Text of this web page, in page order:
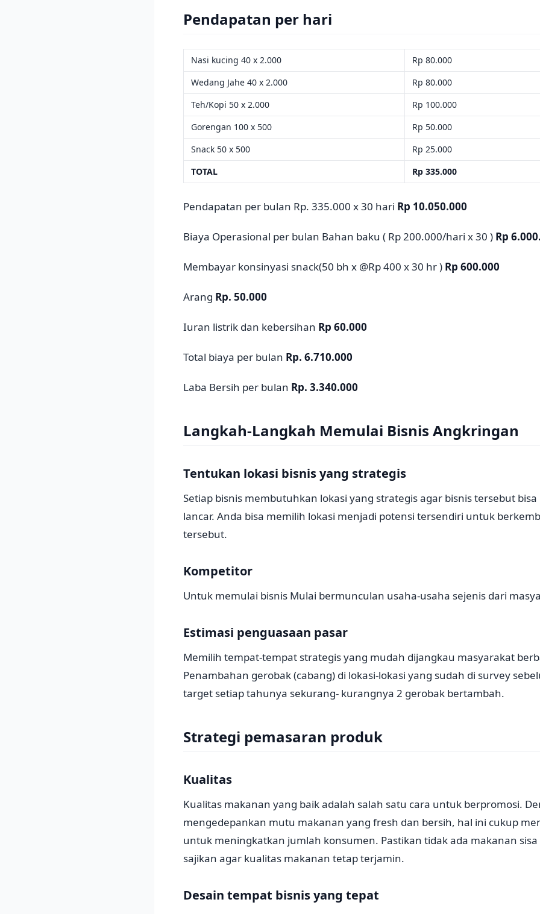
Pendapatan per hari
Nasi kucing 40 x 2.000
Rp 80.000
Wedang Jahe 40 x 2.000
Rp 80.000
Teh/Kopi 50 x 2.000
Rp 100.000
Gorengan 100 x 500
Rp 50.000
Snack 50 x 500
Rp 25.000
TOTAL
Rp 335.000
Pendapatan per bulan Rp. 335.000 x 30 hari Rp 10.050.000
Biaya Operasional per bulan Bahan baku ( Rp 200.000/hari x 30 ) Rp
Membayar konsinyasi snack(50 bh x @Rp 400 x 30 hr ) Rp 600.000
Arang Rp. 50.000
Iuran listrik dan kebersihan Rp 60.000
Total biaya per bulan Rp. 6.710.000
Laba Bersih per bulan Rp. 3.340.000
Langkah-Langkah Memulai Bisnis Angkringan
Tentukan lokasi bisnis yang strategis
Setiap bisnis membutuhkan lokasi yang strategis agar bisnis tersebut
lancar. Anda bisa memilih lokasi menjadi potensi tersendiri untuk
tersebut.
Kompetitor
Untuk memulai bisnis Mulai bermunculan usaha-usaha sejenis dari
Estimasi penguasaan pasar
Memilih tempat-tempat strategis yang mudah dijangkau masyarakat
Penambahan gerobak (cabang) di lokasi-lokasi yang sudah di survey
target setiap tahunya sekurang- kurangnya 2 gerobak bertambah.
Strategi pemasaran produk
Kualitas
Kualitas makanan yang baik adalah salah satu cara untuk berpromosi.
mengedepankan mutu makanan yang fresh dan bersih, hal ini cukup
untuk meningkatkan jumlah konsumen. Pastikan tidak ada makanan
sajikan agar kualitas makanan tetap terjamin.
Desain tempat bisnis yang tepat